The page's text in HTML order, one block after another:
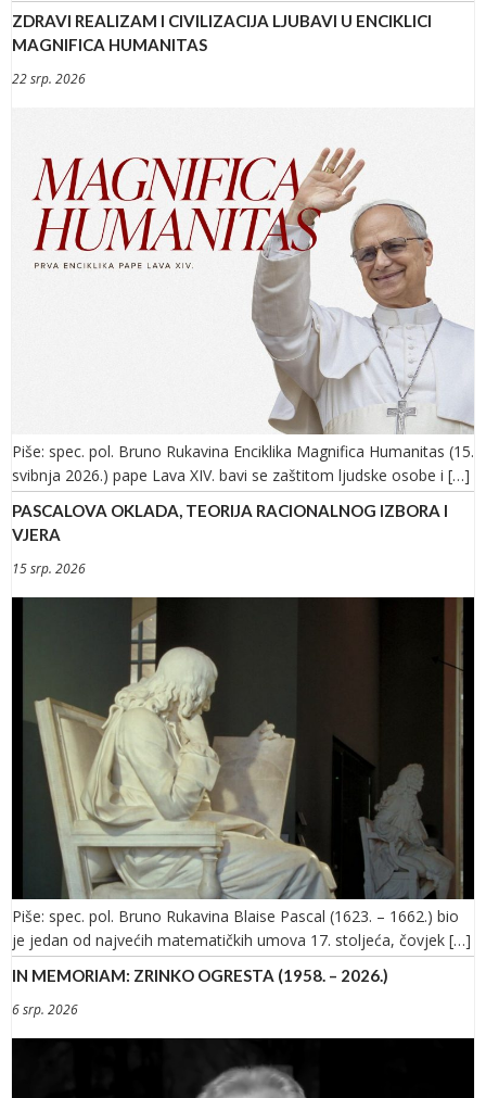
ZDRAVI REALIZAM I CIVILIZACIJA LJUBAVI U ENCIKLICI
MAGNIFICA HUMANITAS
22 srp. 2026
Piše: spec. pol. Bruno Rukavina Enciklika Magnifica Humanitas (15.
svibnja 2026.) pape Lava XIV. bavi se zaštitom ljudske osobe i […]
PASCALOVA OKLADA, TEORIJA RACIONALNOG IZBORA I
VJERA
15 srp. 2026
Piše: spec. pol. Bruno Rukavina Blaise Pascal (1623. – 1662.) bio
je jedan od najvećih matematičkih umova 17. stoljeća, čovjek […]
IN MEMORIAM: ZRINKO OGRESTA (1958. – 2026.)
6 srp. 2026